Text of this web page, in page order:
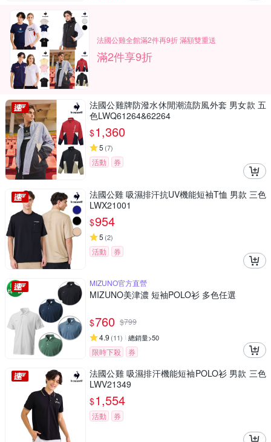
法國公雞全館滿2件再9折 滿額雙重送
滿2件享9折
法國公雞牌防潑水休閒潮流防風外套 男女款 五
色LWQ61264&62264
$1,360
5 (7)
活動 券
法國公雞 吸濕排汗抗UV機能短袖T恤 男款 三色
LWX21001
$954
5 (2)
活動 券
MIZUNO官方直營
MIZUNO美津濃 短袖POLO衫 多色任選
$760 $799
4.9 (11) 總銷量>50
限時下殺 券
法國公雞 吸濕排汗機能短袖POLO衫 男款 三色
LWV21349
$1,554
活動 券